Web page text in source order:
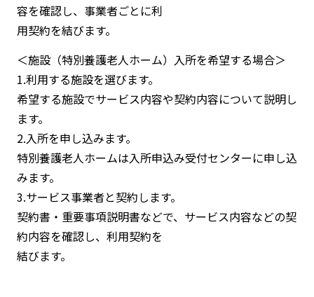
容を確認し、事業者ごとに利
用契約を結びます。
＜施設（特別養護老人ホーム）入所を希望する場合＞
1.利用する施設を選びます。
希望する施設でサービス内容や契約内容について説明し
ます。
2.入所を申し込みます。
特別養護老人ホームは入所申込み受付センターに申し込
みます。
3.サービス事業者と契約します。
契約書・重要事項説明書などで、サービス内容などの契
約内容を確認し、利用契約を
結びます。